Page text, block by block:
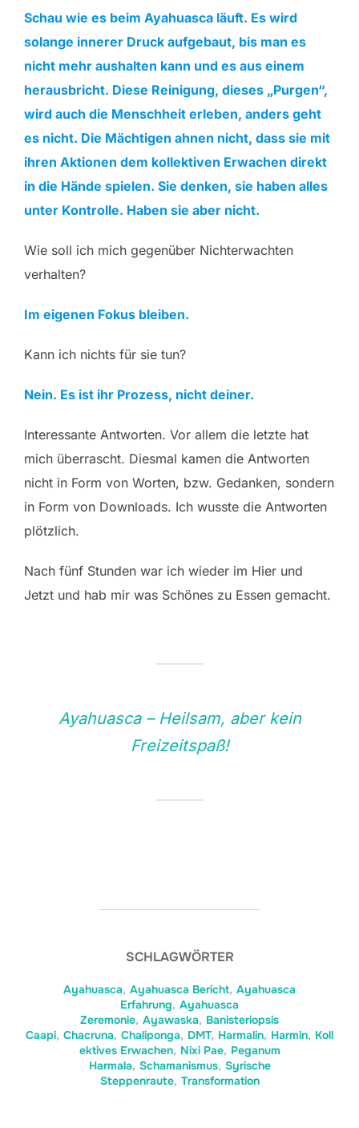
Schau wie es beim Ayahuasca läuft. Es wird
solange innerer Druck aufgebaut, bis man es
nicht mehr aushalten kann und es aus einem
herausbricht. Diese Reinigung, dieses „Purgen“,
wird auch die Menschheit erleben, anders geht
es nicht. Die Mächtigen ahnen nicht, dass sie mit
ihren Aktionen dem kollektiven Erwachen direkt
in die Hände spielen. Sie denken, sie haben alles
unter Kontrolle. Haben sie aber nicht.
Wie soll ich mich gegenüber Nichterwachten
verhalten?
Im eigenen Fokus bleiben.
Kann ich nichts für sie tun?
Nein. Es ist ihr Prozess, nicht deiner.
Interessante Antworten. Vor allem die letzte hat
mich überrascht. Diesmal kamen die Antworten
nicht in Form von Worten, bzw. Gedanken, sondern
in Form von Downloads. Ich wusste die Antworten
plötzlich.
Nach fünf Stunden war ich wieder im Hier und
Jetzt und hab mir was Schönes zu Essen gemacht.
Ayahuasca – Heilsam, aber kein
Freizeitspaß!
SCHLAGWÖRTER
Ayahuasca, Ayahuasca Bericht, Ayahuasca
Erfahrung, Ayahuasca
Zeremonie, Ayawaska, Banisteriopsis
Caapi, Chacruna, Chaliponga, DMT, Harmalin, Harmin, Koll
ektives Erwachen, Nixi Pae, Peganum
Harmala, Schamanismus, Syrische
Steppenraute, Transformation